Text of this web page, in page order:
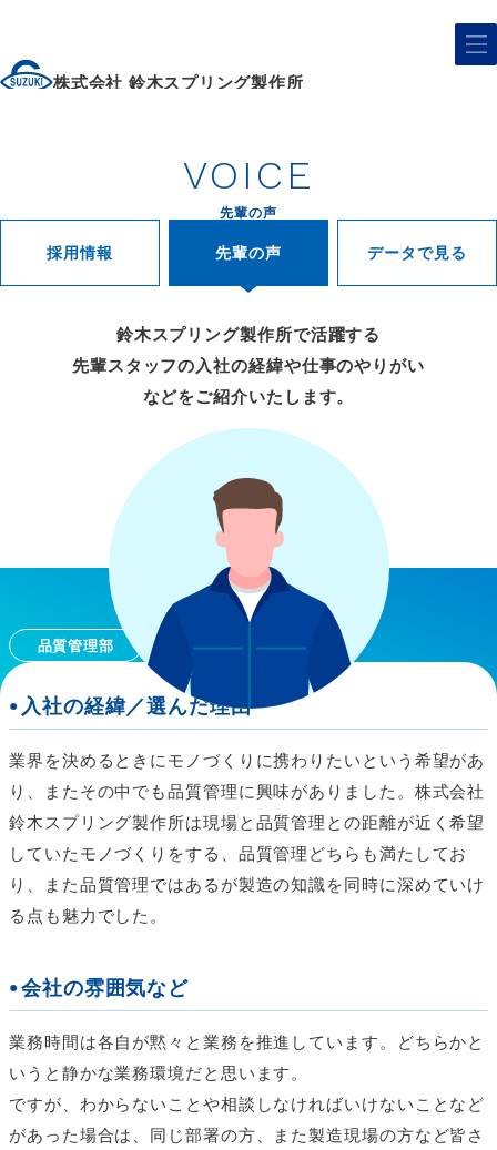
株式会社 鈴木スプリング製作所
VOICE
先輩の声
採用情報 先輩の声 データで見る
鈴木スプリング製作所で活躍する
先輩スタッフの 入社の経緯や仕事のやりがい
などをご紹介いたします。
VOICE01
品質管理部 S.K
2022年入社/工学部 電気システム工学科卒
入社の経緯／選んだ理由
業界を決めるときにモノづくりに携わりたいという希望があ
り、またその中でも品質管理に興味がありました。株式会社
鈴木スプリング製作所は現場と品質管理との距離が近く希望
していたモノづくりをする、品質管理どちらも満たしてお
り、また品質管理ではあるが製造の知識を同時に深めていけ
る点も魅力でした。
会社の雰囲気など
業務時間は各自が黙々と業務を推進しています。どちらかと
いうと静かな業務環境だと思います。
ですが、わからないことや相談しなければいけないことなど
があった場合は、同じ部署の方、また製造現場の方など皆さ